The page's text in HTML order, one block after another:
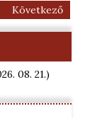
Következő
08. 21.)